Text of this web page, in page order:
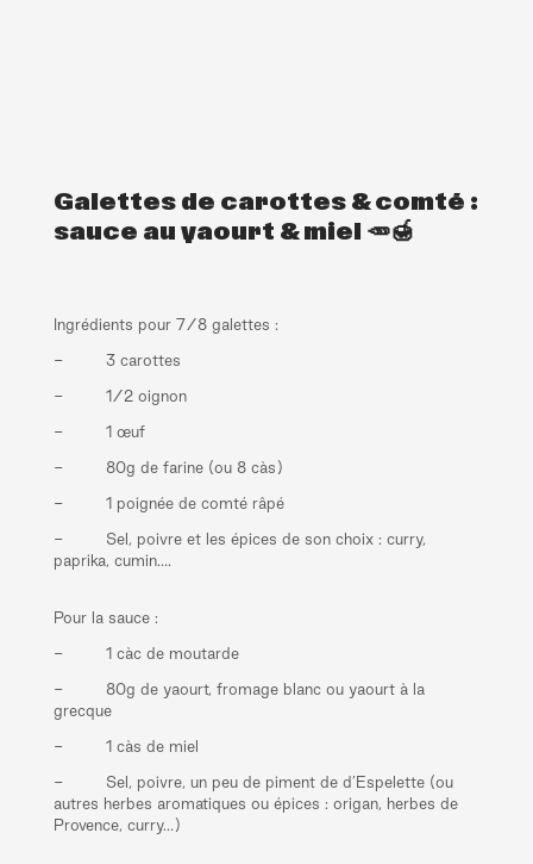
Galettes de carottes & comté :
sauce au yaourt & miel 🥕🍯
Ingrédients pour 7/8 galettes :
- 3 carottes
- 1/2 oignon
- 1 œuf
- 80g de farine (ou 8 càs)
- 1 poignée de comté râpé
- Sel, poivre et les épices de son choix : curry,
paprika, cumin….
Pour la sauce :
- 1 càc de moutarde
- 80g de yaourt, fromage blanc ou yaourt à la
grecque
- 1 càs de miel
- Sel, poivre, un peu de piment de d’Espelette (ou
autres herbes aromatiques ou épices : origan, herbes de
Provence, curry…)